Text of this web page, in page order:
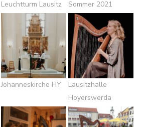
Leuchtturm Lausitz Sommer 2021
Johanneskirche HY
Lausitzhalle
Hoyerswerda